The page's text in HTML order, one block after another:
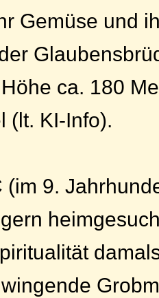
Gemüse und
ca. 180
(lt. KI-Info).
(im 9.